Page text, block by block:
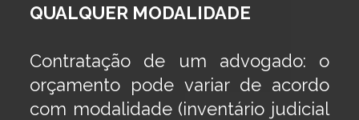
QUALQUER MODALIDADE
Contratação de um advogado: o
orçamento pode variar de acordo
com modalidade (inventário judicial